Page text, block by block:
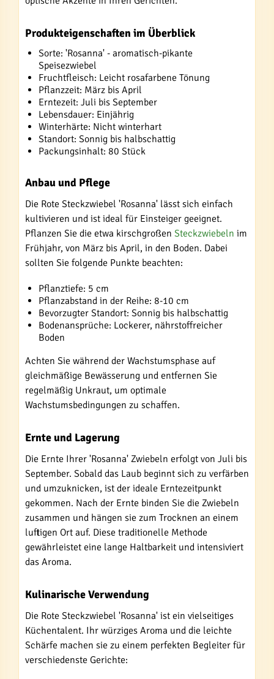
Produkteigenschaften im Überblick
Sorte: 'Rosanna' - aromatisch-pikante
Speisezwiebel
Fruchtfleisch: Leicht rosafarbene Tönung
Pflanzzeit: März bis April
Erntezeit: Juli bis September
Lebensdauer: Einjährig
Winterhärte: Nicht winterhart
Standort: Sonnig bis halbschattig
Packungsinhalt: 80 Stück
Anbau und Pflege
Die Rote Steckzwiebel 'Rosanna' lässt sich einfach
kultivieren und ist ideal für Einsteiger geeignet.
Pflanzen Sie die etwa kirschgroßen Steckzwiebeln im
Frühjahr, von März bis April, in den Boden. Dabei
sollten Sie folgende Punkte beachten:
Pflanztiefe: 5 cm
Pflanzabstand in der Reihe: 8-10 cm
Bevorzugter Standort: Sonnig bis halbschattig
Bodenansprüche: Lockerer, nährstoffreicher
Boden
Achten Sie während der Wachstumsphase auf
gleichmäßige Bewässerung und entfernen Sie
regelmäßig Unkraut, um optimale
Wachstumsbedingungen zu schaffen.
Ernte und Lagerung
Die Ernte Ihrer 'Rosanna' Zwiebeln erfolgt von Juli bis
September. Sobald das Laub beginnt sich zu verfärben
und umzuknicken, ist der ideale Erntezeitpunkt
gekommen. Nach der Ernte binden Sie die Zwiebeln
zusammen und hängen sie zum Trocknen an einem
luftigen Ort auf. Diese traditionelle Methode
gewährleistet eine lange Haltbarkeit und intensiviert
das Aroma.
Kulinarische Verwendung
Die Rote Steckzwiebel 'Rosanna' ist ein vielseitiges
Küchentalent. Ihr würziges Aroma und die leichte
Schärfe machen sie zu einem perfekten Begleiter für
verschiedenste Gerichte: